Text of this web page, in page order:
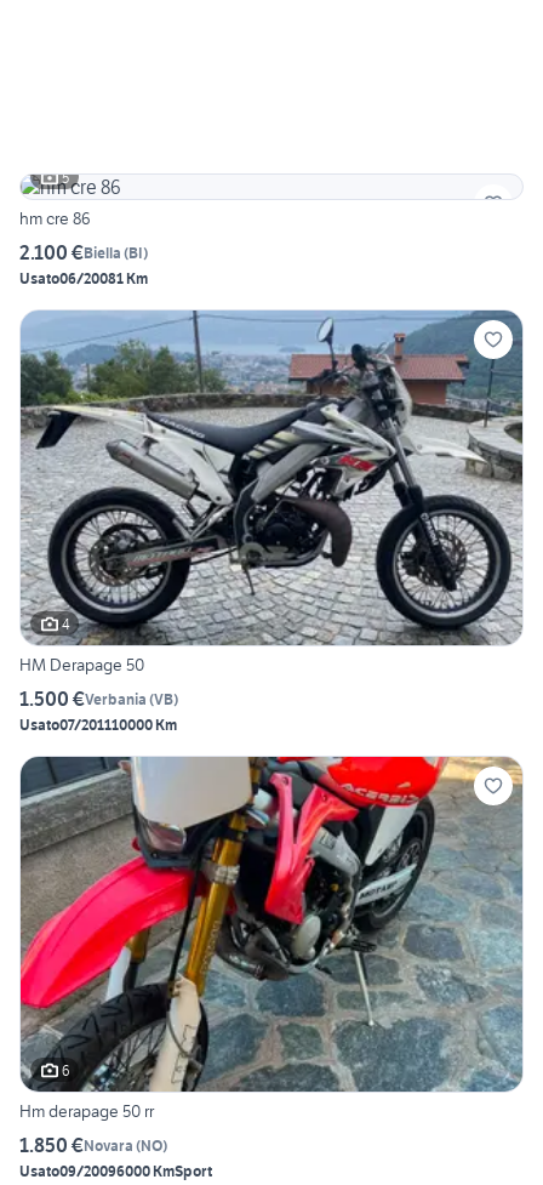
5
hm cre 86
2.100 €Biella (BI)
Usato06/20081 Km
4
HM Derapage 50
1.500 €Verbania (VB)
Usato07/201110000 Km
6
Hm derapage 50 rr
1.850 €Novara (NO)
Usato09/20096000 KmSport